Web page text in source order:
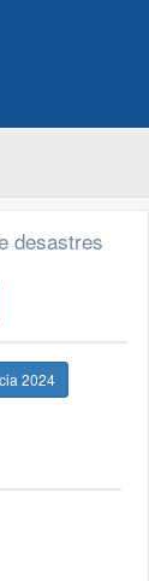
desastres
2024